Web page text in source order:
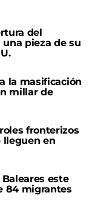
del
pieza de su
la masificación
millar de
fronterizos
lleguen en
este
84 migrantes